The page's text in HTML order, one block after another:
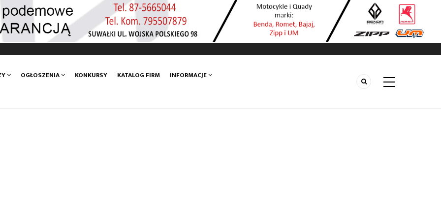
OGŁOSZENIA KONKURSY KATALOG FIRM INFORMACJE